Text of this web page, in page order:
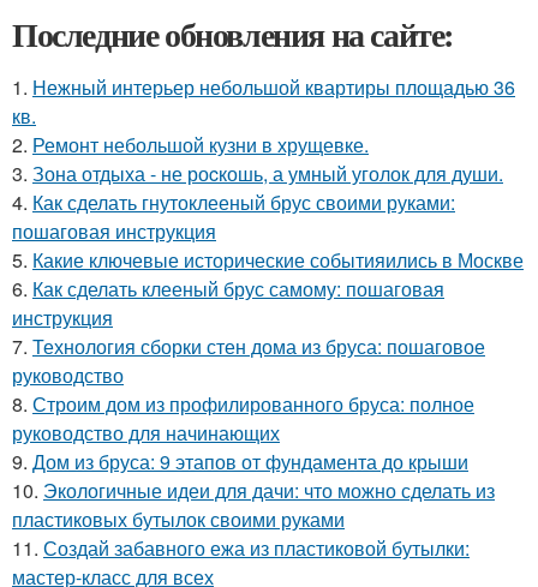
Последние обновления на сайте:
1. Нежный интерьер небольшой квартиры площадью 36
кв.
2. Ремонт небольшой кузни в хрущевке.
3. Зона отдыха - не роcкошь, а умный уголок для души.
4. Как сделать гнутоклееный брус своими руками:
пошаговая инструкция
5. Какие ключевые исторические событияились в Москве
6. Как сделать клееный брус самому: пошаговая
инструкция
7. Технология сборки стен дома из бруса: пошаговое
руководство
8. Строим дом из профилированного бруса: полное
руководство для начинающих
9. Дом из бруса: 9 этапов от фундамента до крыши
10. Экологичные идеи для дачи: что можно сделать из
пластиковых бутылок своими руками
11. Создай забавного ежа из пластиковой бутылки:
мастер-класс для всех